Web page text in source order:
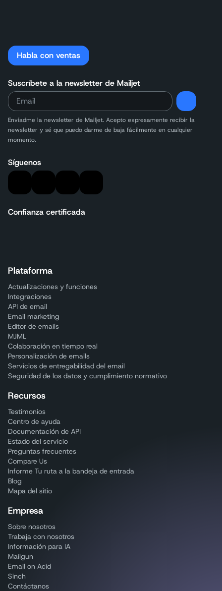
Habla con ventas
Suscríbete a la newsletter de Mailjet
Envíadme la newsletter de Mailjet. Acepto expresamente recibir la
newsletter y sé que puedo darme de baja fácilmente en cualquier
momento.
Síguenos
Confianza certificada
Plataforma
Actualizaciones y funciones
Integraciones
API de email
Email marketing
Editor de emails
MJML
Colaboración en tiempo real
Personalización de emails
Servicios de entregabilidad del email
Seguridad de los datos y cumplimiento normativo
Recursos
Testimonios
Centro de ayuda
Documentación de API
Estado del servicio
Preguntas frecuentes
Compare Us
Informe Tu ruta a la bandeja de entrada
Blog
Mapa del sitio
Empresa
Sobre nosotros
Trabaja con nosotros
Información para IA
Mailgun
Email on Acid
Sinch
Contáctanos